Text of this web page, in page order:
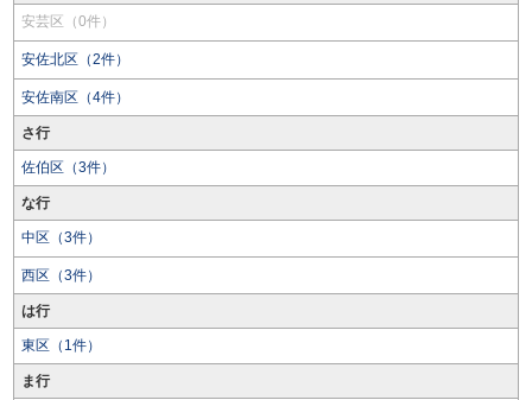
安芸区（0件）
安佐北区（2件）
安佐南区（4件）
さ行
佐伯区（3件）
な行
中区（3件）
西区（3件）
は行
東区（1件）
ま行